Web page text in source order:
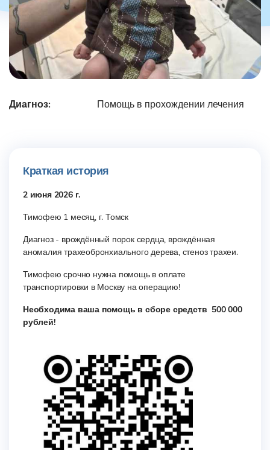
Диагноз: Помощь в прохождении лечения
Краткая история
2 июня 2026 г.
Тимофею 1 месяц, г. Томск
Диагноз - врождённый порок сердца, врождённая
аномалия трахеобронхиального дерева, стеноз трахеи.
Тимофею срочно нужна помощь в оплате
транспортировки в Москву на операцию!
Необходима ваша помощь в сборе средств 500 000
рублей!